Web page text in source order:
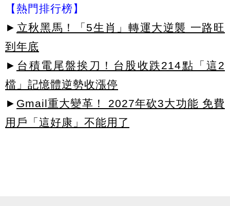
【熱門排行榜】
► 立秋黑馬！「5生肖」轉運大逆襲 一路旺
到年底
► 台積電尾盤挨刀！台股收跌214點「這2
檔」記憶體逆勢收漲停
► Gmail重大變革！ 2027年砍3大功能 免費
用戶「這好康」不能用了